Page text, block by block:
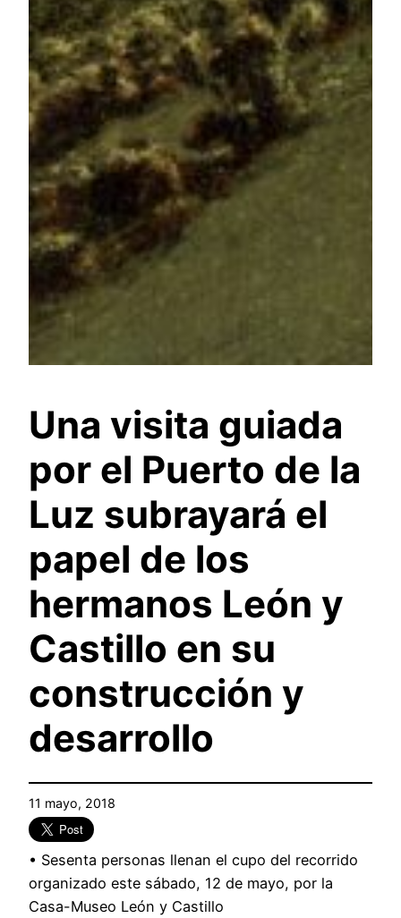
Una visita guiada
por el Puerto de la
Luz subrayará el
papel de los
hermanos León y
Castillo en su
construcción y
desarrollo
11 mayo, 2018
• Sesenta personas llenan el cupo del recorrido
organizado este sábado, 12 de mayo, por la
Casa-Museo León y Castillo